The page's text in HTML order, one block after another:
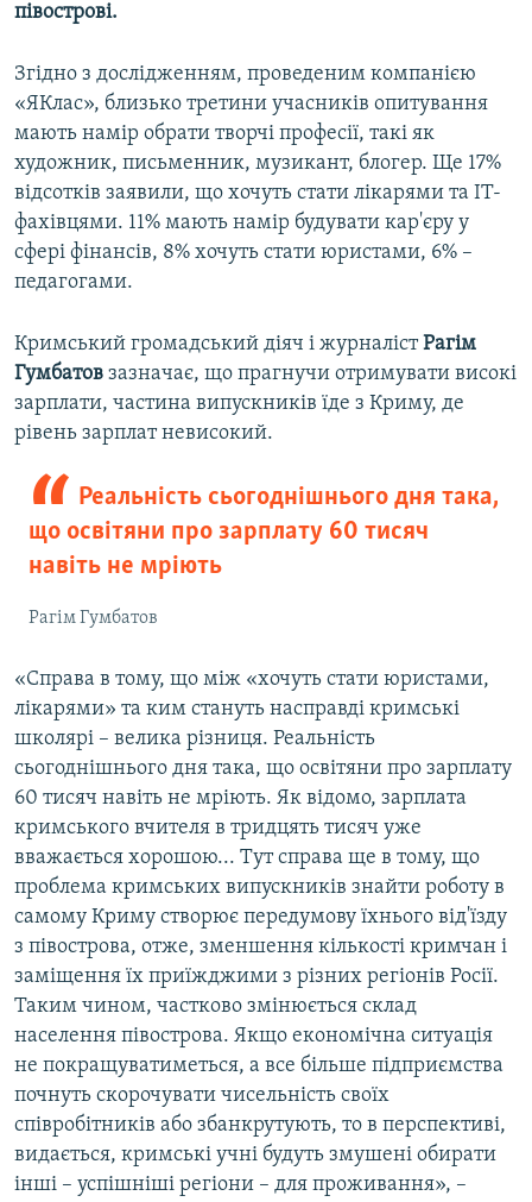
півострові.
Згідно з дослідженням, проведеним компанією
«ЯКлас», близько третини учасників опитування
мають намір обрати творчі професії, такі як
художник, письменник, музикант, блогер. Ще 17%
відсотків заявили, що хочуть стати лікарями та IT-
фахівцями. 11% мають намір будувати кар'єру у
сфері фінансів, 8% хочуть стати юристами, 6% –
педагогами.
Кримський громадський діяч і журналістРагім
Гумбатов зазначає, що прагнучи отримувати високі
зарплати, частина випускників їде з Криму, де
рівень зарплат невисокий.
Реальність сьогоднішнього дня така,
що освітяни про зарплату 60 тисяч
навіть не мріють
Рагім Гумбатов
«Справа в тому, що між «хочуть стати юристами,
лікарями» та ким стануть насправді кримські
школярі – велика різниця. Реальність
сьогоднішнього дня така, що освітяни про зарплату
60 тисяч навіть не мріють. Як відомо, зарплата
кримського вчителя в тридцять тисяч уже
вважається хорошою... Тут справа ще в тому, що
проблема кримських випускників знайти роботу в
самому Криму створює передумову їхнього від'їзду
з півострова, отже, зменшення кількості кримчан і
заміщення їх приїжджими з різних регіонів Росії.
Таким чином, частково змінюється склад
населення півострова. Якщо економічна ситуація
не покращуватиметься, а все більше підприємства
почнуть скорочувати чисельність своїх
співробітників або збанкрутують, то в перспективі,
видається, кримські учні будуть змушені обирати
інші – успішніші регіони – для проживання», –